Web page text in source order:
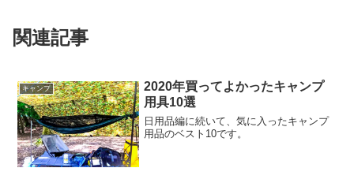
関連記事
キャンプ
2020年買ってよかったキャンプ
用具10選
日用品編に続いて、気に入ったキャンプ
用品のベスト10です。